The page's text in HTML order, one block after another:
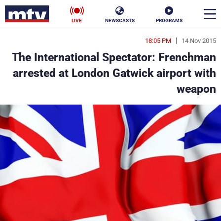
PROGRAMS
NEWSCASTS
LIVE
14 Nov 2015
18:05 PM
The International Spectator: Frenchman
arrested at London Gatwick airport with
weapon
en
الأخبار
سياسة
إقتصاد فن
منوعات رياضة
كأس العالم
البرامج
جدول البرامج